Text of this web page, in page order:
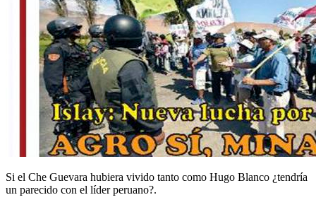
Si el Che Guevara hubiera vivido tanto como Hugo Blanco ¿tendría
un parecido con el líder peruano?.